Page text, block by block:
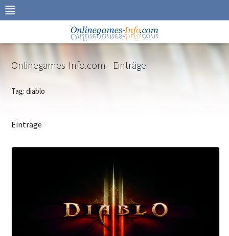
Zur
Navigation
Inhalt
Onlinegames-Info.com - Einträge
Tag: diablo
Einträge